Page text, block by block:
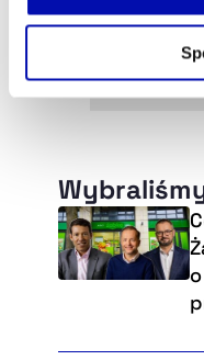
własnej przeglądarce
Polityce